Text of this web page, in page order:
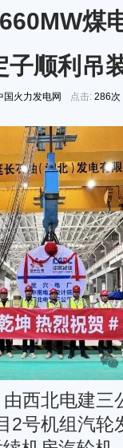
煤
子顺利吊
国火力发电网 点击: 286次
西北电建三
2号机组汽轮